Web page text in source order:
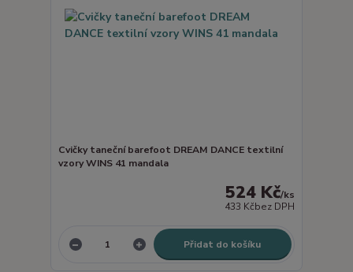
Cvičky taneční barefoot DREAM DANCE textilní
vzory WINS 41 mandala
524 Kč/ks
433 Kčbez DPH
Přidat do košíku